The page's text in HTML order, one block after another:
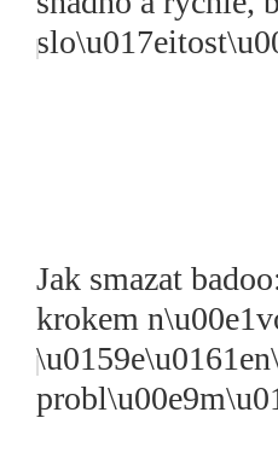
Jak smazat
krokem